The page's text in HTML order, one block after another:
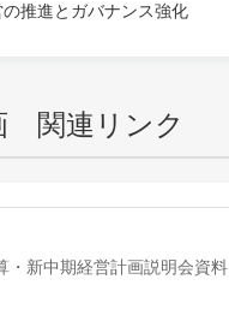
の推進とガバナンス強化
関連リンク
・新中期経営計画説明会資料